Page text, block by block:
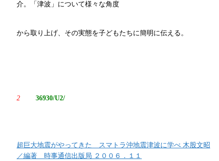
介。「津波」について様々な角度
から取り上げ、その実態を子どもたちに簡明に伝える。
2 36930/U2/
超巨大地震がやってきた スマトラ沖地震津波に学べ 木股文昭
／編著 時事通信出版局 ２００６．１１